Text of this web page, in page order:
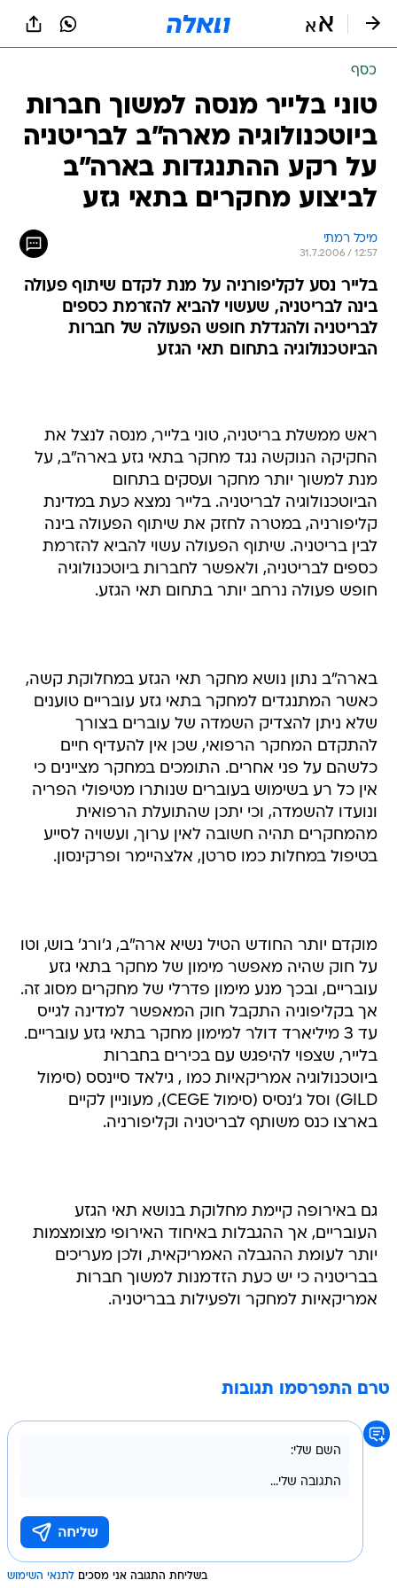
כסף
טוני בלייר מנסה למשוך חברות
ביוטכנולוגיה מארה"ב לבריטניה
על רקע ההתנגדות בארה"ב
לביצוע מחקרים בתאי גזע
מיכל רמתי
31.7.2006 / 12:57
בלייר נסע לקליפורניה על מנת לקדם שיתוף פעולה
בינה לבריטניה, שעשוי להביא להזרמת כספים
לבריטניה ולהגדלת חופש הפעולה של חברות
הביוטכנולוגיה בתחום תאי הגזע
ראש ממשלת בריטניה, טוני בלייר, מנסה לנצל את
החקיקה הנוקשה נגד מחקר בתאי גזע בארה"ב, על
מנת למשוך יותר מחקר ועסקים בתחום
הביוטכנולוגיה לבריטניה. בלייר נמצא כעת במדינת
קליפורניה, במטרה לחזק את שיתוף הפעולה בינה
לבין בריטניה. שיתוף הפעולה עשוי להביא להזרמת
כספים לבריטניה, ולאפשר לחברות ביוטכנולוגיה
חופש פעולה נרחב יותר בתחום תאי הגזע.
בארה"ב נתון נושא מחקר תאי הגזע במחלוקת קשה,
כאשר המתנגדים למחקר בתאי גזע עובריים טוענים
שלא ניתן להצדיק השמדה של עוברים בצורך
להתקדם המחקר הרפואי, שכן אין להעדיף חיים
כלשהם על פני אחרים. התומכים במחקר מציינים כי
אין כל רע בשימוש בעוברים שנותרו מטיפולי הפריה
ונועדו להשמדה, וכי יתכן שהתועלת הרפואית
מהמחקרים תהיה חשובה לאין ערוך, ועשויה לסייע
בטיפול במחלות כמו סרטן, אלצהיימר ופרקינסון.
מוקדם יותר החודש הטיל נשיא ארה"ב, ג'ורג' בוש, וטו
על חוק שהיה מאפשר מימון של מחקר בתאי גזע
עובריים, ובכך מנע מימון פדרלי של מחקרים מסוג זה.
אך בקליפוניה התקבל חוק המאפשר למדינה לגייס
עד 3 מיליארד דולר למימון מחקר בתאי גזע עובריים.
בלייר, שצפוי להיפגש עם בכירים בחברות
ביוטכנולוגיה אמריקאיות כמו , גילאד סיינסס (סימול
GILD) וסל ג'נסיס (סימול CEGE), מעוניין לקיים
בארצו כנס משותף לבריטניה וקליפורניה.
גם באירופה קיימת מחלוקת בנושא תאי הגזע
העובריים, אך ההגבלות באיחוד האירופי מצומצמות
יותר לעומת ההגבלה האמריקאית, ולכן מעריכים
בבריטניה כי יש כעת הזדמנות למשוך חברות
אמריקאיות למחקר ולפעילות בבריטניה.
טרם התפרסמו תגובות
בשליחת התגובה אני מסכים לתנאי השימוש